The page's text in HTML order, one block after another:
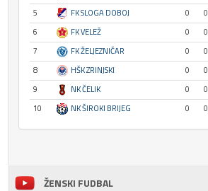
5
FK SLOGA DOBOJ 0 0
6
FK VELEŽ 0 0
7
FK ŽELJEZNIČAR 0 0
8
HŠK ZRINJSKI 0 0
9
NK ČELIK 0 0
10
NK ŠIROKI BRIJEG 0 0
ŽENSKI FUDBAL